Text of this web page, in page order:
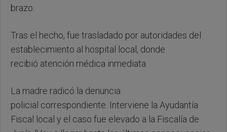
brazo.
Tras el hecho, fue trasladado por autoridades del
establecimiento al hospital local, donde
recibió atención médica inmediata.
La madre radicó la denuncia
policial correspondiente. Interviene la Ayudantía
Fiscal local y el caso fue elevado a la Fiscalía de